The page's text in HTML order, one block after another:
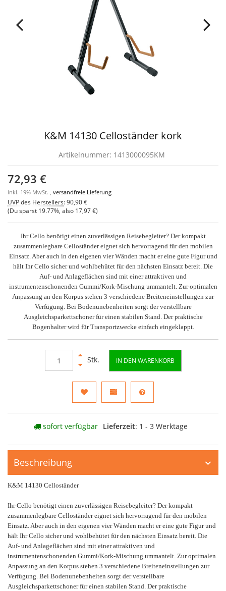
K&M 14130 Celloständer kork
Artikelnummer: 1413000095KM
72,93 €
inkl. 19% MwSt. , versandfreie Lieferung
UVP des Herstellers:90,90 €
(Du sparst 19.77% , also 17,97 €)
Ihr Cello benötigt einen zuverlässigen Reisebegleiter? Der kompakt
zusammenlegbare Celloständer eignet sich hervorragend für den mobilen
Einsatz. Aber auch in den eigenen vier Wänden macht er eine gute Figur und
hält Ihr Cello sicher und wohlbehütet für den nächsten Einsatz bereit. Die
Auf- und Anlageflächen sind mit einer attraktiven und
instrumentenschonenden Gummi/Kork-Mischung ummantelt. Zur optimalen
Anpassung an den Korpus stehen 3 verschiedene Breiteneinstellungen zur
Verfügung. Bei Bodenunebenheiten sorgt der verstellbare
Ausgleichsparkettschoner für einen stabilen Stand. Der praktische
Bogenhalter wird für Transportzwecke einfach eingeklappt.
Stk. IN DEN WARENKORB
sofort verfügbar Lieferzeit: 1 - 3 Werktage
Beschreibung
K&M 14130 Celloständer
Ihr Cello benötigt einen zuverlässigen Reisebegleiter? Der kompakt
zusammenlegbare Celloständer eignet sich hervorragend für den mobilen
Einsatz. Aber auch in den eigenen vier Wänden macht er eine gute Figur und
hält Ihr Cello sicher und wohlbehütet für den nächsten Einsatz bereit. Die
Auf- und Anlageflächen sind mit einer attraktiven und
instrumentenschonenden Gummi/Kork-Mischung ummantelt. Zur optimalen
Anpassung an den Korpus stehen 3 verschiedene Breiteneinstellungen zur
Verfügung. Bei Bodenunebenheiten sorgt der verstellbare
Ausgleichsparkettschoner für einen stabilen Stand. Der praktische